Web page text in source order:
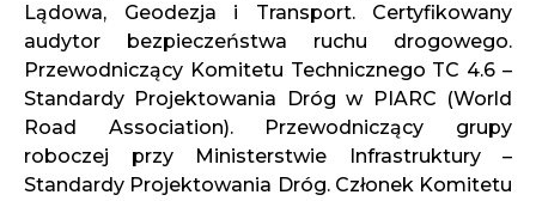
Lądowa, Geodezja i Transport. Certyfikowany
audytor bezpieczeństwa ruchu drogowego.
Przewodniczący Komitetu Technicznego TC 4.6 –
Standardy Projektowania Dróg w PIARC (World
Road Association). Przewodniczący grupy
roboczej przy Ministerstwie Infrastruktury –
Standardy Projektowania Dróg. Członek Komitetu